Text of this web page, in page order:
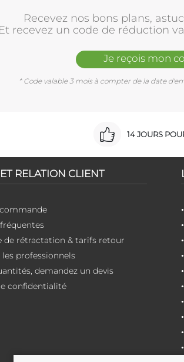
Recevez nos bons plans,
Et recevez un code de réduction
Je reçois mon
* Code valable 3 mois à compter de la date
14 JOURS
RELATION CLIENT
de rétractation & tarifs retour
professionnels
demandez un devis
confidentialité